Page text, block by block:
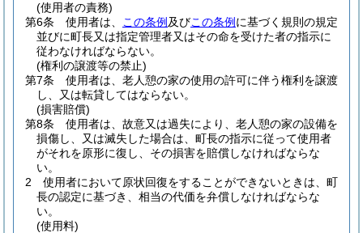
(使用者の責務)
第6条
使用者は、 この条例 及びこの条例 に基づく規則の規定
並びに町長又は指定管理者又はその命を受けた者の指示に
従わなければならない。
(権利の譲渡等の禁止)
第7条
使用者は、老人憩の家の使用の許可に伴う権利を譲渡
し、又は転貸してはならない。
(損害賠償)
第8条
使用者は、故意又は過失により、老人憩の家の設備を
損傷し、又は滅失した場合は、町長の指示に従って使用者
がそれを原形に復し、その損害を賠償しなければならな
い。
2
使用者において原状回復をすることができないときは、町
長の認定に基づき、相当の代価を弁償しなければならな
い。
(使用料)